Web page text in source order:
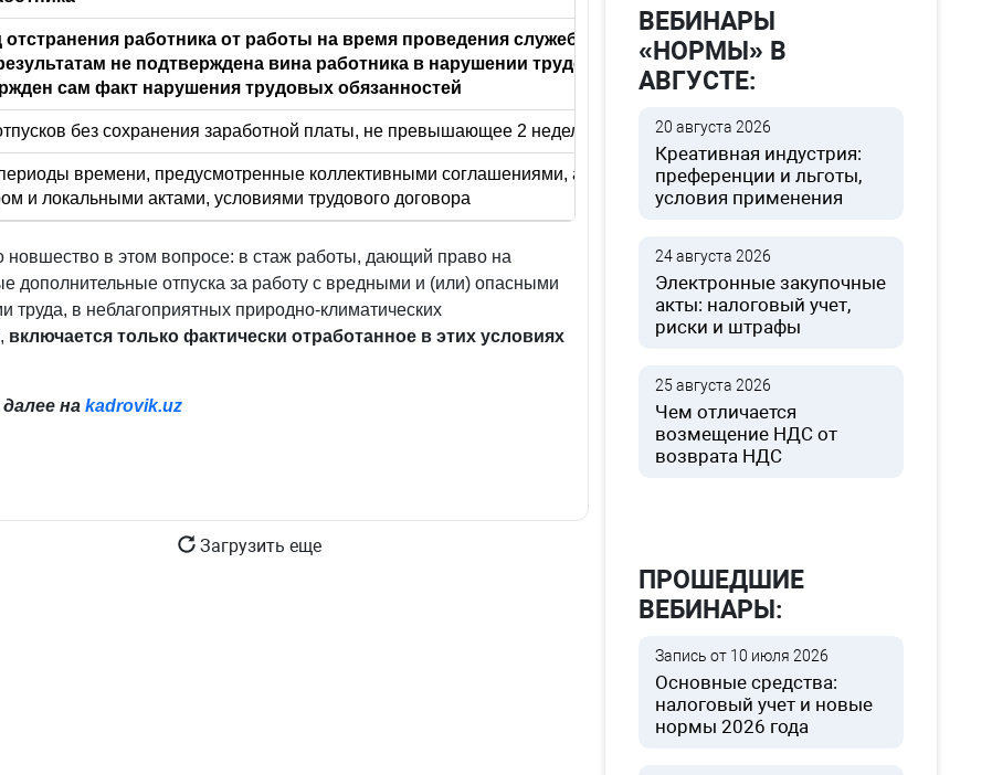
отстранения работника от работы на время проведения служебного расследования, если
не подтверждена вина работника в нарушении трудовых обязанностей или не
сам факт нарушения трудовых обязанностей
без сохранения заработной платы, не превышающее 2 недель в течение рабочего года
времени, предусмотренные коллективными соглашениями, а также коллективным
и локальными актами, условиями трудового договора
новшество в этом вопросе: в стаж работы, дающий право на
дополнительные отпуска за работу с вредными и (или) опасными
труда, в неблагоприятных природно-климатических
включается только фактически отработанное в этих условиях
на kadrovik.uz
Загрузить еще
ВЕБИНАРЫ
«НОРМЫ» В
АВГУСТЕ:
20 августа 2026
Креативная индустрия:
преференции и льготы,
условия применения
24 августа 2026
Электронные закупочные
акты: налоговый учет,
риски и штрафы
25 августа 2026
Чем отличается
возмещение НДС от
возврата НДС
ПРОШЕДШИЕ
ВЕБИНАРЫ:
Запись от 10 июля 2026
Основные средства:
налоговый учет и новые
нормы 2026 года